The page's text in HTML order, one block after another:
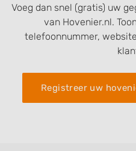
Voeg dan snel (gratis) uw
van Hovenier.nl.
telefoonnummer,
Registreer uw